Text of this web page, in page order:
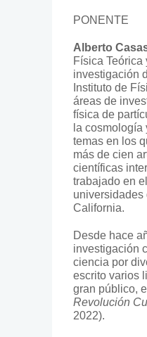
PONENTE
Alberto
Física Teórica
investigación
Instituto de
áreas de
física de
la cosmología
temas en los
más de cien
científicas
trabajado en
universidades
California.
Desde hace
investigación
ciencia por
escrito varios
gran público,
Revolución
2022).